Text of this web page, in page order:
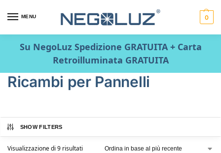
MENU 0
Su NegoLuz Spedizione GRATUITA + Carta
Retroilluminata GRATUITA
Ricambi per Pannelli
SHOW FILTERS
Visualizzazione di 9 risultati